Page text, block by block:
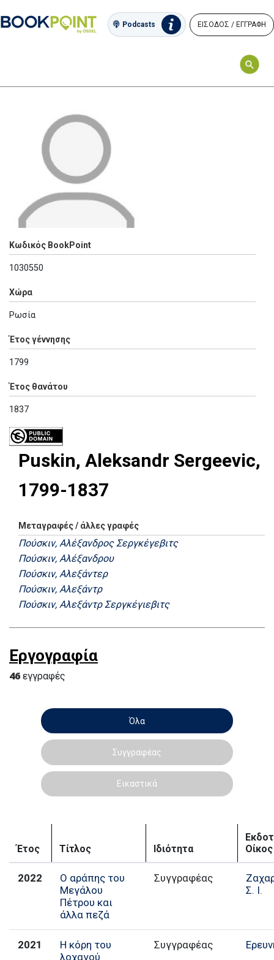
Podcasts ΕΙΣΟΔΟΣ / ΕΓΓΡΑΦΗ
Κωδικός BookPoint
1030550
Χώρα
Ρωσία
Έτος γέννησης
1799
Έτος θανάτου
1837
Puskin, Aleksandr Sergeevic,
1799-1837
Μεταγραφές / άλλες γραφές
Πούσκιν, Αλέξανδρος Σεργκέγεβιτς
Πούσκιν, Αλέξανδρου
Πούσκιν, Αλεξάντερ
Πούσκιν, Αλεξάντρ
Πούσκιν, Αλεξάντρ Σεργκέγιεβιτς
Εργογραφία
46 εγγραφές
Όλα
Συγγραφέας
Εικαστικά
Έτος Τίτλος Ιδιότητα
Οίκος
2022
Ο αράπης του
Μεγάλου
Πέτρου και
άλλα πεζά
Συγγραφέας
Σ. Ι.
2021
Η κόρη του
λοχαγού
Συγγραφέας